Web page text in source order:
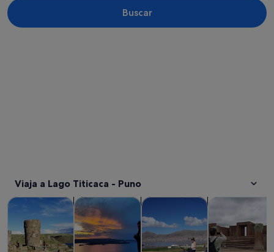
Buscar
Viaja a Lago Titicaca - Puno
Visitas guiadas y excursiones de un día Se abre en una
Historia y culturaSe abre en una pestaña
Aventuras y al aire libreSe
Visitas